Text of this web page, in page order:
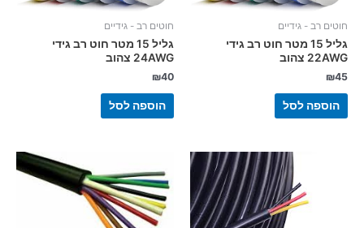
חוטים רב - גידיים
גליל 15 מטר חוט רב גידי
22AWG צהוב
₪45
הוספה לסל
חוטים רב - גידיים
גליל 15 מטר חוט רב גידי
24AWG צהוב
₪40
הוספה לסל